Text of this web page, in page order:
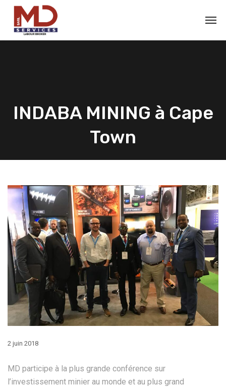
INDABA MINING à Cape
Town
2 juin 2018
MD participe à la plus grande conférence sur
l’investissement minier au monde et au plus grand